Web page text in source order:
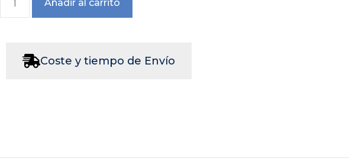
Añadir al carrito
Coste y tiempo de Envío